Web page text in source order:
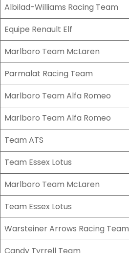
Albilad-Williams Racing Team
Equipe Renault Elf
Marlboro Team McLaren
Parmalat Racing Team
Marlboro Team Alfa Romeo
Marlboro Team Alfa Romeo
Team ATS
Team Essex Lotus
Marlboro Team McLaren
Team Essex Lotus
Warsteiner Arrows Racing Team